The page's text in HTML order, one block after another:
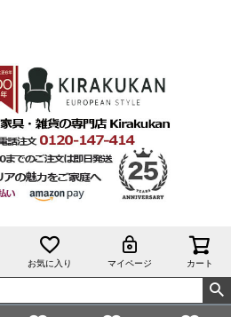
お気に入り マイページ カート